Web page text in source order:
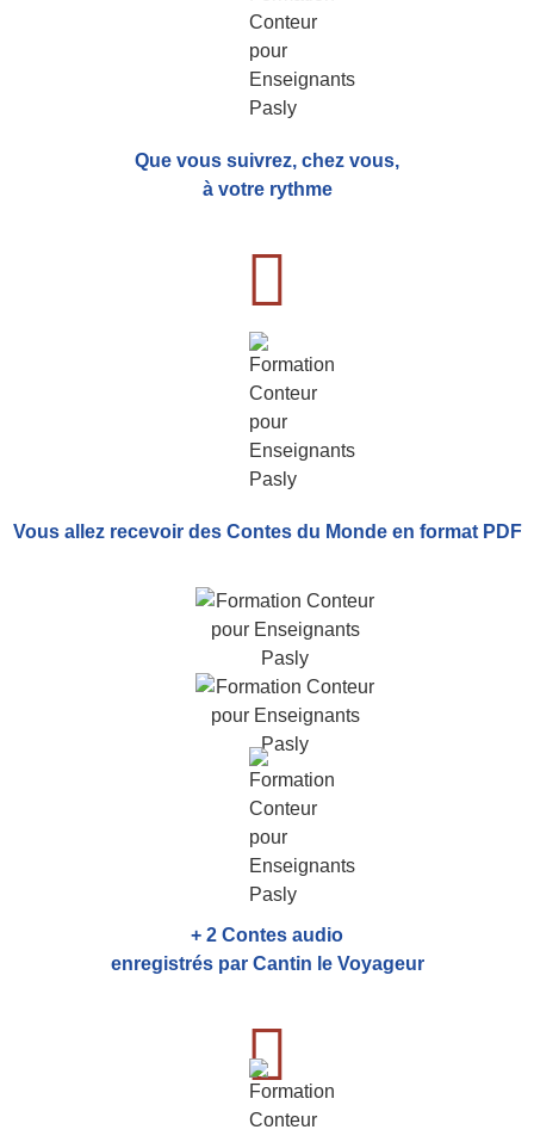
Que vous suivrez, chez vous,
à votre rythme
Vous allez recevoir des Contes du Monde en format PDF
+ 2 Contes audio
enregistrés par Cantin le Voyageur